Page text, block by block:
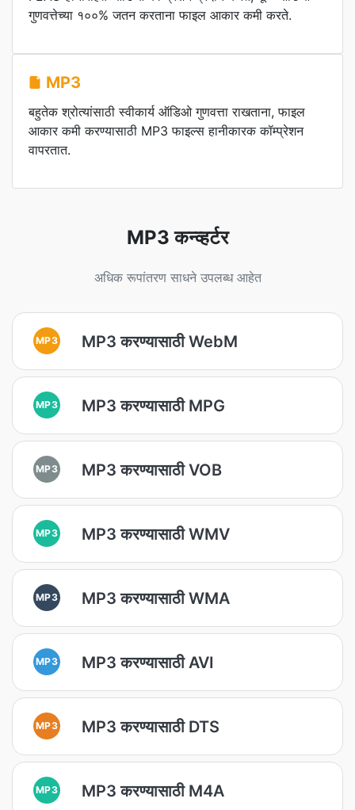
गुणवत्तेच्या १००% जतन करताना फाइल आकार कमी करते.
MP3
बहुतेक श्रोत्यांसाठी स्वीकार्य ऑडिओ गुणवत्ता राखताना, फाइल
आकार कमी करण्यासाठी MP3 फाइल्स हानीकारक कॉम्प्रेशन
वापरतात.
MP3 कन्व्हर्टर
अधिक रूपांतरण साधने उपलब्ध आहेत
MP3 MP3 करण्यासाठी WebM
MP3 MP3 करण्यासाठी MPG
MP3 MP3 करण्यासाठी VOB
MP3 MP3 करण्यासाठी WMV
MP3 MP3 करण्यासाठी WMA
MP3 MP3 करण्यासाठी AVI
MP3 MP3 करण्यासाठी DTS
MP3 MP3 करण्यासाठी M4A